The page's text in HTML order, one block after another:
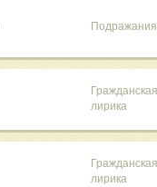
Подражания
Гражданская
лирика
Гражданская
лирика